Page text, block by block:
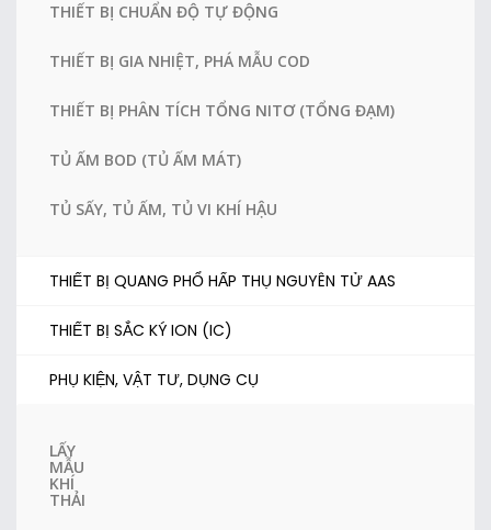
THIẾT BỊ CHUẨN ĐỘ TỰ ĐỘNG
THIẾT BỊ GIA NHIỆT, PHÁ MẪU COD
THIẾT BỊ PHÂN TÍCH TỔNG NITƠ (TỔNG ĐẠM)
TỦ ẤM BOD (TỦ ẤM MÁT)
TỦ SẤY, TỦ ẤM, TỦ VI KHÍ HẬU
THIẾT BỊ QUANG PHỔ HẤP THỤ NGUYÊN TỬ AAS
THIẾT BỊ SẮC KÝ ION (IC)
PHỤ KIỆN, VẬT TƯ, DỤNG CỤ
LẤY
MẪU
KHÍ
THẢI